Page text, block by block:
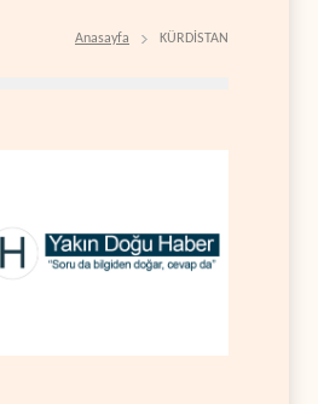
Anasayfa KÜRDİSTAN